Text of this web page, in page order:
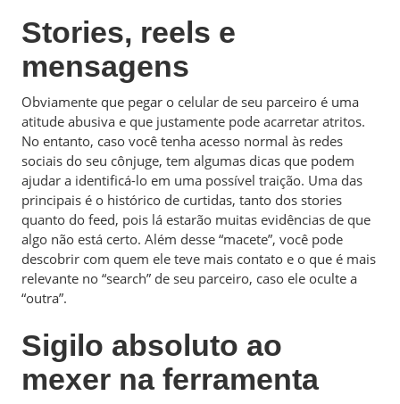
Stories, reels e
mensagens
Obviamente que pegar o celular de seu parceiro é uma
atitude abusiva e que justamente pode acarretar atritos.
No entanto, caso você tenha acesso normal às redes
sociais do seu cônjuge, tem algumas dicas que podem
ajudar a identificá-lo em uma possível traição. Uma das
principais é o histórico de curtidas, tanto dos stories
quanto do feed, pois lá estarão muitas evidências de que
algo não está certo. Além desse “macete”, você pode
descobrir com quem ele teve mais contato e o que é mais
relevante no “search” de seu parceiro, caso ele oculte a
“outra”.
Sigilo absoluto ao
mexer na ferramenta